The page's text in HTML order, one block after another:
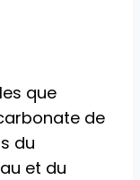
que
de
du
et du